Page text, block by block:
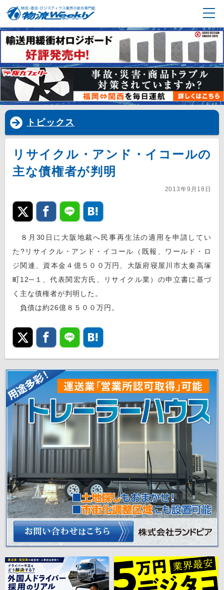
トピックス
リサイクル・アンド・イコールの
主な債権者が判明
2013年9月18日
８月30日に大阪地裁へ民事再生法の適用を申請してい
た?リサイクル・アンド・イコール（既報、ワールド・ロ
ジ関連、資本金４億５００万円、大阪府寝屋川市太秦高塚
町12─１、代表関宏方氏、リサイクル業）の申立書に基づ
く主な債権者が判明した。
負債は約26億８５００万円。